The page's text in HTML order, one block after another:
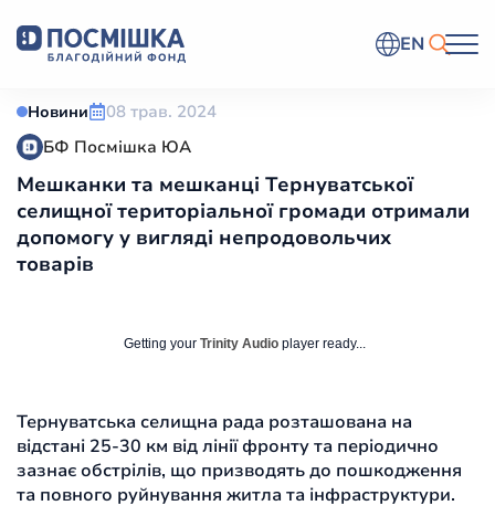
EN
Новини
08 трав. 2024
БФ Посмішка ЮА
Мешканки та мешканці Тернуватської
селищної територіальної громади отримали
допомогу у вигляді непродовольчих
товарів
Getting your Trinity Audio player ready...
Тернуватська селищна рада розташована на
відстані 25-30 км від лінії фронту та періодично
зазнає обстрілів, що призводять до пошкодження
та повного руйнування житла та інфраструктури.